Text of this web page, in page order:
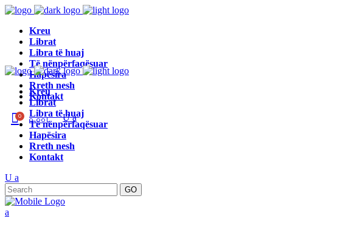
Kreu
Librat
Libra të huaj
Të nënpërfaqësuar
Hapësira
Rreth nesh
Kontakt
0
0.00 L
Kreu
Librat
Libra të huaj
Të nënpërfaqësuar
Hapësira
Rreth nesh
Kontakt
GO